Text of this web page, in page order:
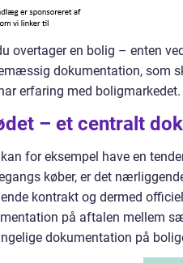
overtager en bolig – enten
dokumentation, som
erfaring med
– et centralt
for eksempel have en
køber, er det
kontrakt og dermed
på aftalen mellem
dokumentation på